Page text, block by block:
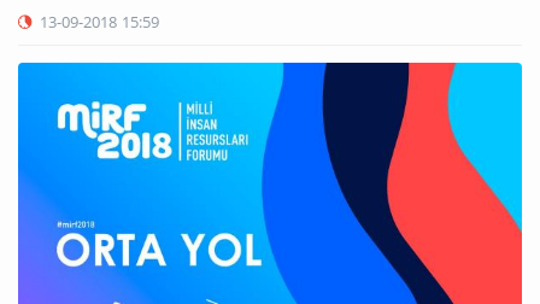
13-09-2018 15:59